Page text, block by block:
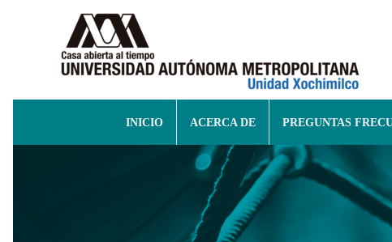
INICIO ACERCA DE PREGUNTAS